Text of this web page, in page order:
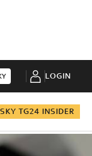
LOGIN
SKY TG24 INSIDER